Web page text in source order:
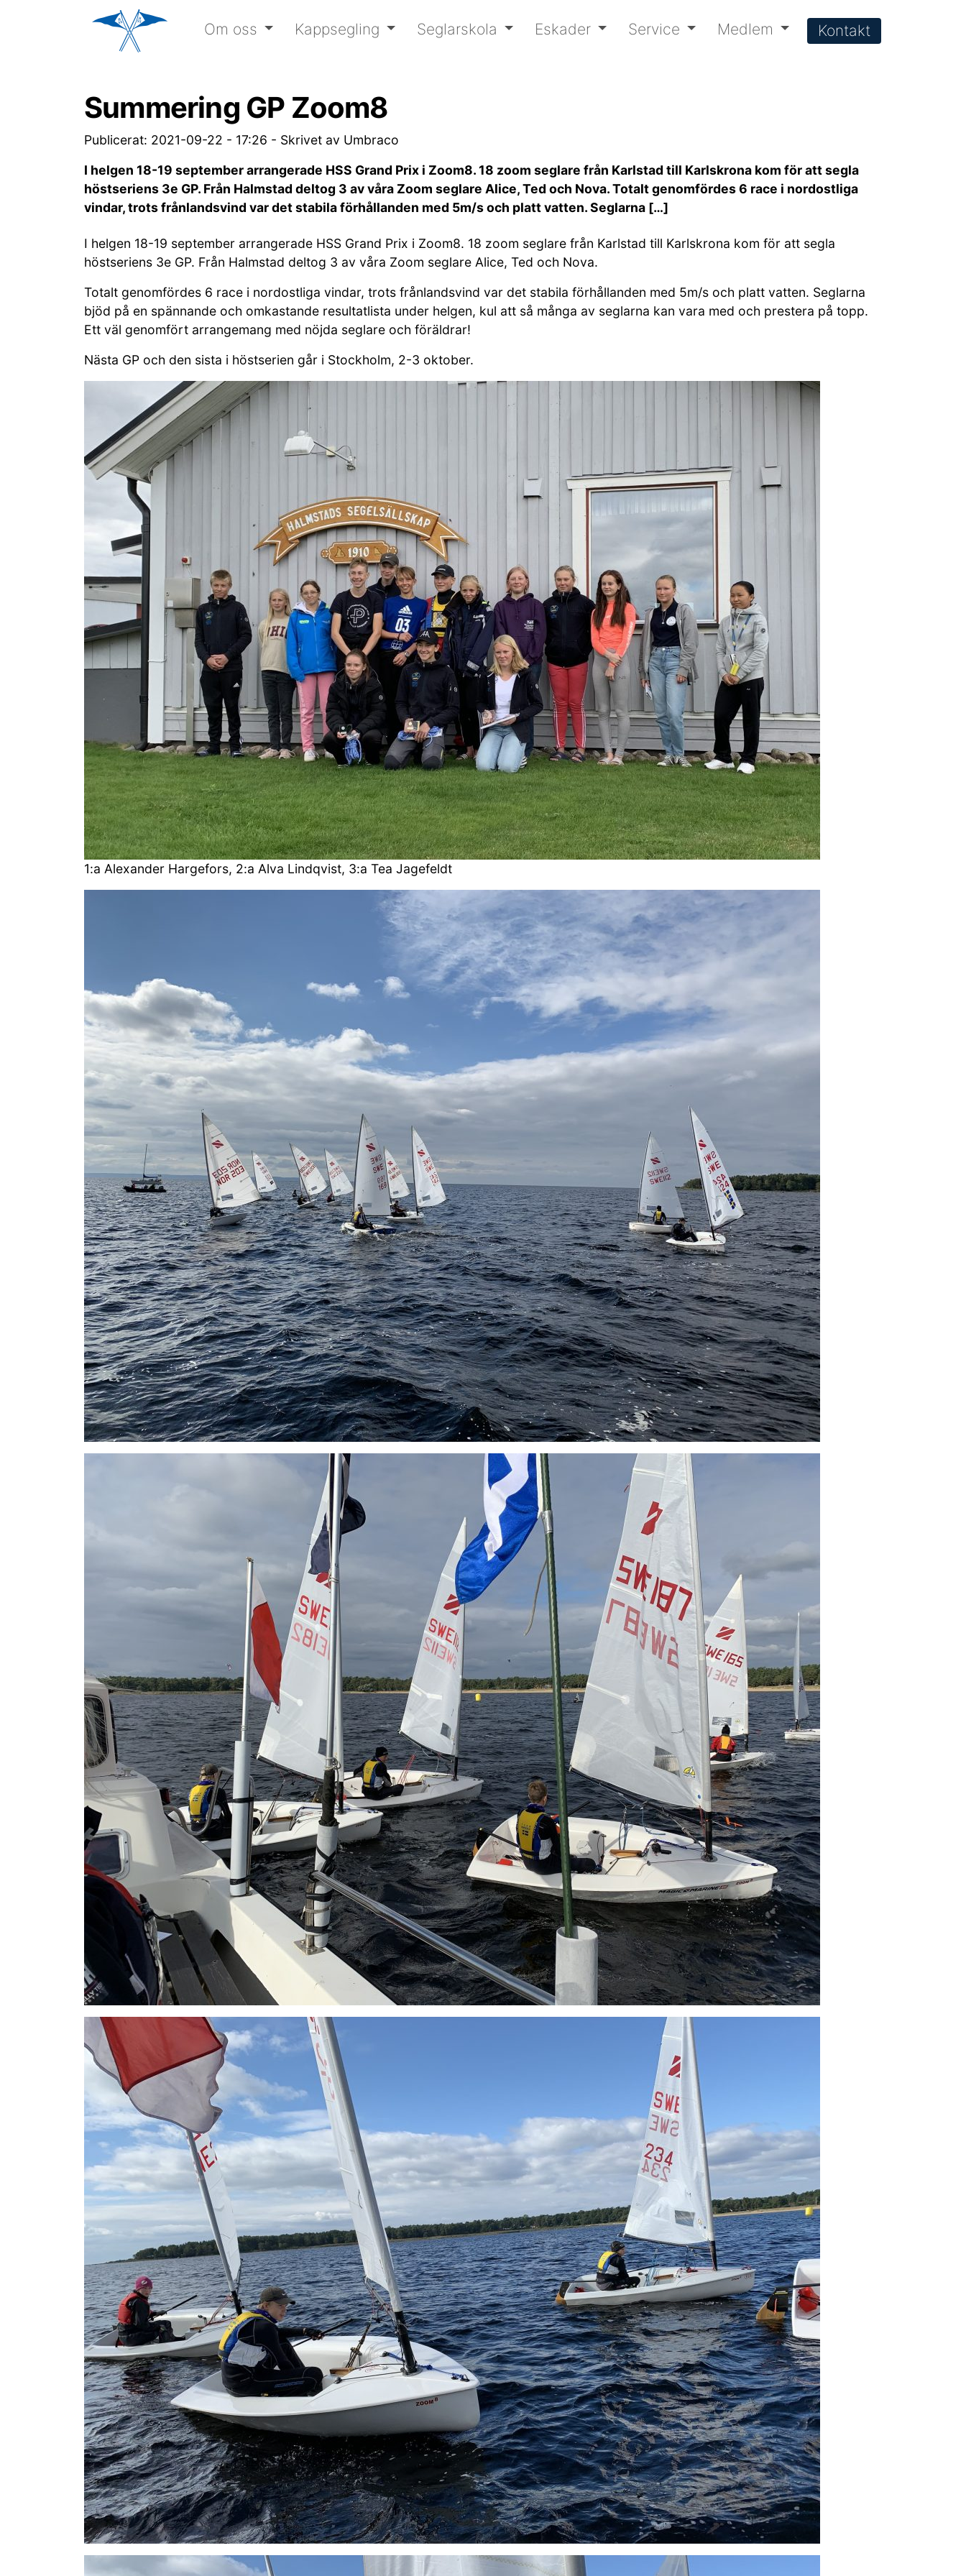
Om oss Kappsegling Seglarskola Eskader Service Medlem Kontakt
Summering GP Zoom8
Publicerat: 2021-09-22 - 17:26 - Skrivet av Umbraco
I helgen 18-19 september arrangerade HSS Grand Prix i Zoom8. 18 zoom seglare från Karlstad till Karlskrona kom för att segla
höstseriens 3e GP. Från Halmstad deltog 3 av våra Zoom seglare Alice, Ted och Nova. Totalt genomfördes 6 race i nordostliga
vindar, trots frånlandsvind var det stabila förhållanden med 5m/s och platt vatten. Seglarna […]
I helgen 18-19 september arrangerade HSS Grand Prix i Zoom8. 18 zoom seglare från Karlstad till Karlskrona kom för att segla
höstseriens 3e GP. Från Halmstad deltog 3 av våra Zoom seglare Alice, Ted och Nova.
Totalt genomfördes 6 race i nordostliga vindar, trots frånlandsvind var det stabila förhållanden med 5m/s och platt vatten. Seglarna
bjöd på en spännande och omkastande resultatlista under helgen, kul att så många av seglarna kan vara med och prestera på topp.
Ett väl genomfört arrangemang med nöjda seglare och föräldrar!
Nästa GP och den sista i höstserien går i Stockholm, 2-3 oktober.
1:a Alexander Hargefors, 2:a Alva Lindqvist, 3:a Tea Jagefeldt